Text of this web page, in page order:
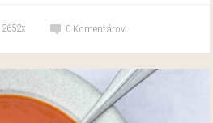
2652x 0 Komentárov